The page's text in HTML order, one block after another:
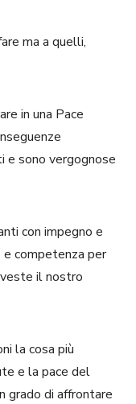
ma a quelli,
in una Pace
e sono vergognose
con impegno e
competenza per
il nostro
la cosa più
e la pace del
grado di affrontare